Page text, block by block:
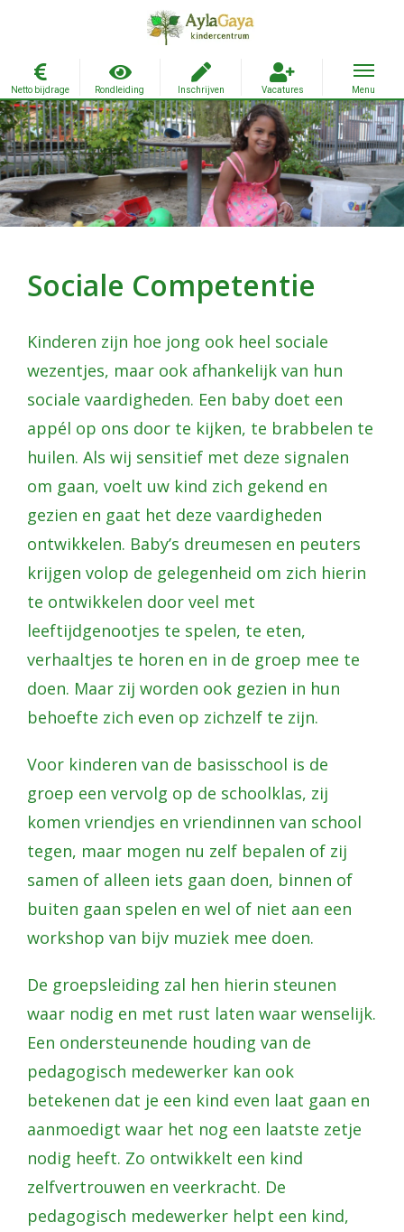
Ga
naar
inhoud
Sociale Competentie
Kinderen zijn hoe jong ook heel sociale
wezentjes, maar ook afhankelijk van hun
sociale vaardigheden. Een baby doet een
appél op ons door te kijken, te brabbelen te
huilen. Als wij sensitief met deze signalen
om gaan, voelt uw kind zich gekend en
gezien en gaat het deze vaardigheden
ontwikkelen. Baby’s dreumesen en peuters
krijgen volop de gelegenheid om zich hierin
te ontwikkelen door veel met
leeftijdgenootjes te spelen, te eten,
verhaaltjes te horen en in de groep mee te
doen. Maar zij worden ook gezien in hun
behoefte zich even op zichzelf te zijn.
Voor kinderen van de basisschool is de
groep een vervolg op de schoolklas, zij
komen vriendjes en vriendinnen van school
tegen, maar mogen nu zelf bepalen of zij
samen of alleen iets gaan doen, binnen of
buiten gaan spelen en wel of niet aan een
workshop van bijv muziek mee doen.
De groepsleiding zal hen hierin steunen
waar nodig en met rust laten waar wenselijk.
Een ondersteunende houding van de
pedagogisch medewerker kan ook
betekenen dat je een kind even laat gaan en
aanmoedigt waar het nog een laatste zetje
nodig heeft. Zo ontwikkelt een kind
zelfvertrouwen en veerkracht. De
pedagogisch medewerker helpt een kind,